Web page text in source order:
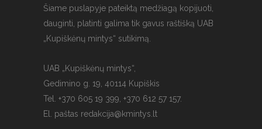
Šiame puslapyje pateiktą medžiagą kopijuoti,
dauginti, platinti galima tik gavus raštišką UAB
„Kupiškėnų mintys“ sutikimą.
UAB „Kupiškėnų mintys“,
Gedimino g. 19, 40114 Kupiškis
Tel. +370 605 19 399, +370 612 57 157.
El. paštas redakcija@kmintys.lt